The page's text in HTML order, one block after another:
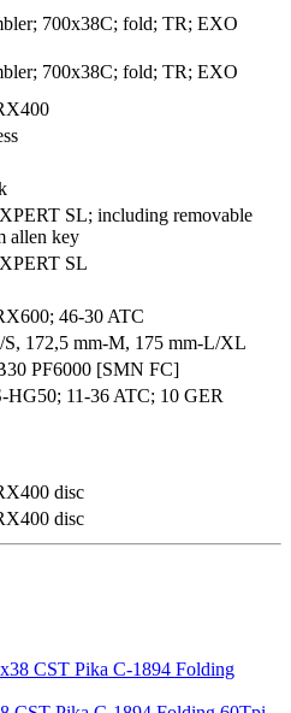
700x38C; fold; TR; EXO
700x38C; fold; TR; EXO
SL; including removable
allen key
SL
46-30 ATC
S, 172,5 mm-M, 175 mm-L/XL
PF6000 [SMN FC]
HG50; 11-36 ATC; 10 GER
disc
disc